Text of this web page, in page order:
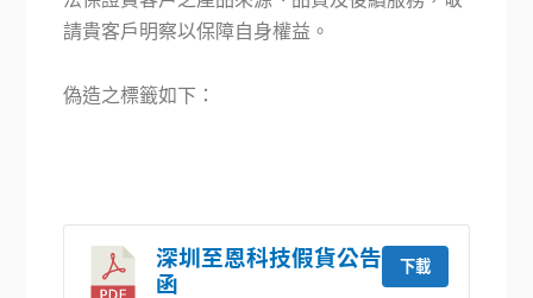
請貴客戶明察以保障自身權益。
偽造之標籤如下：
深圳至恩科技假貨公告
函
下載